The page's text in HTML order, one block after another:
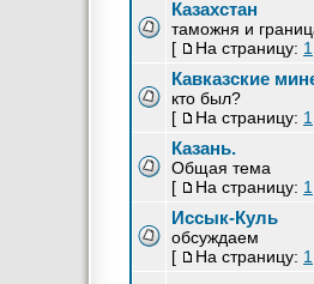
Казахстан
таможня и
[
На страницу: 1
Кавказские
кто был?
[
На страницу: 1
Казань.
Общая тема
[
На страницу: 1
Иссык-Куль
обсуждаем
[
На страницу: 1